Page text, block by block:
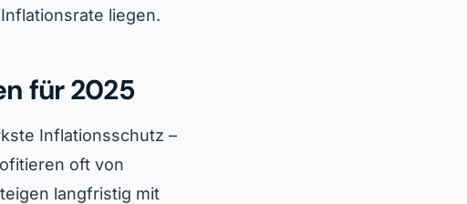
liegen.
für 2025
Inflationsschutz –
oft von
langfristig mit